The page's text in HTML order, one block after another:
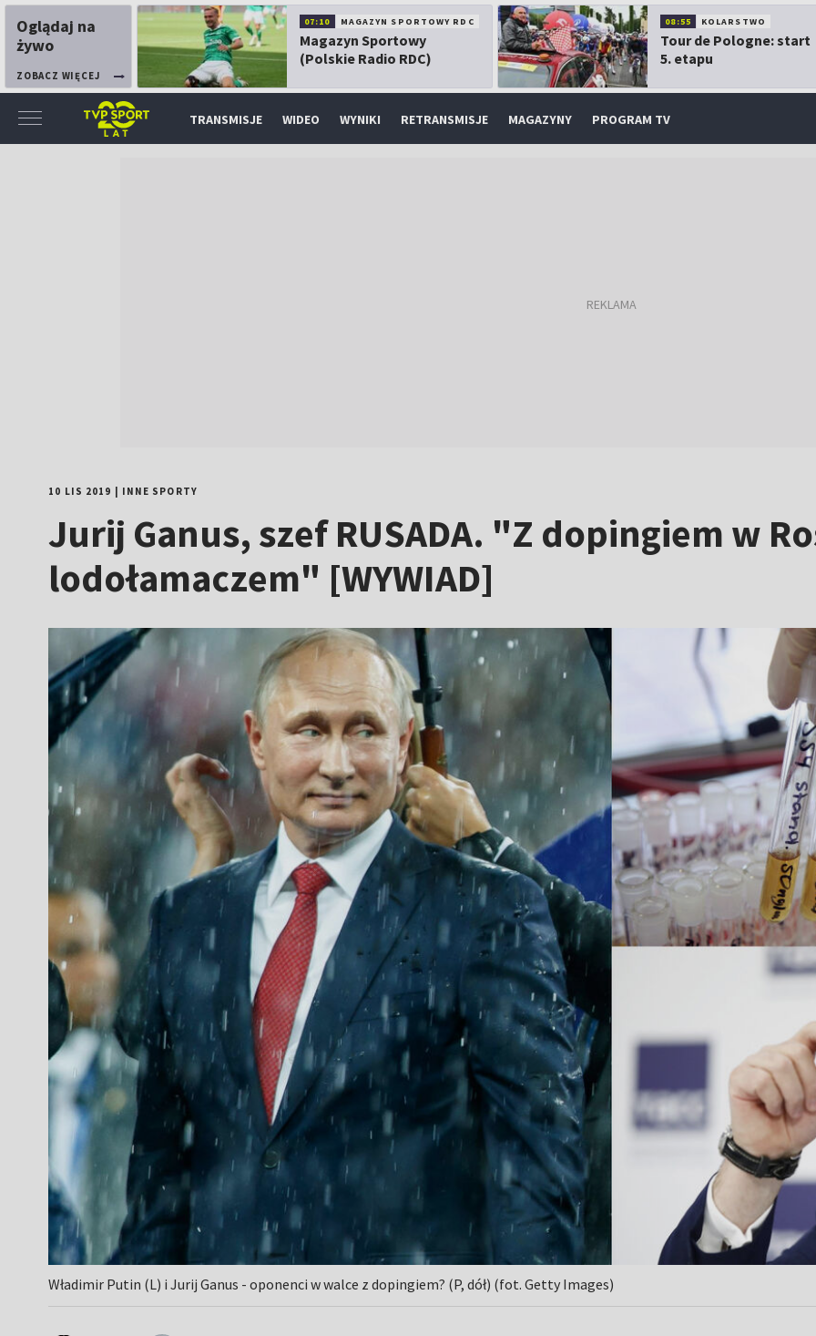
Oglądaj na
żywo
ZOBACZ WIĘCEJ
07:10 MAGAZYN SPORTOWY RDC
Magazyn Sportowy
(Polskie Radio RDC)
08:55 KOLARSTWO
Tour de Pologne: start
5. etapu
TRANSMISJE WIDEO WYNIKI RETRANSMISJE MAGAZYNY PROGRAM TV
10 LIS 2019 INNE SPORTY
Jurij Ganus, szef RUSADA. "Z dopingiem w
lodołamaczem" [WYWIAD]
Władimir Putin (L) i Jurij Ganus - oponenci w walce z dopingiem? (P, dół) (fot. Getty Images)